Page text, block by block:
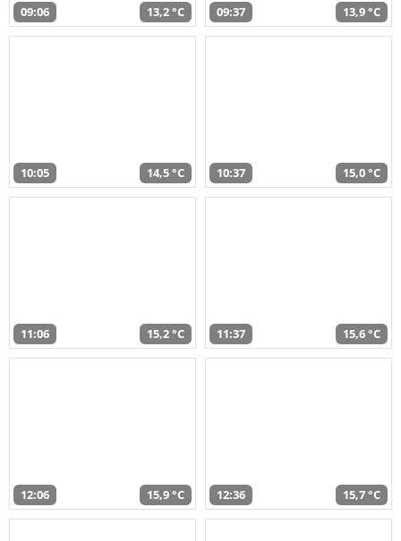
09:06 13,2 °C 09:37 13,9 °C
10:05 14,5 °C 10:37 15,0 °C
11:06 15,2 °C 11:37 15,6 °C
12:06 15,9 °C 12:36 15,7 °C